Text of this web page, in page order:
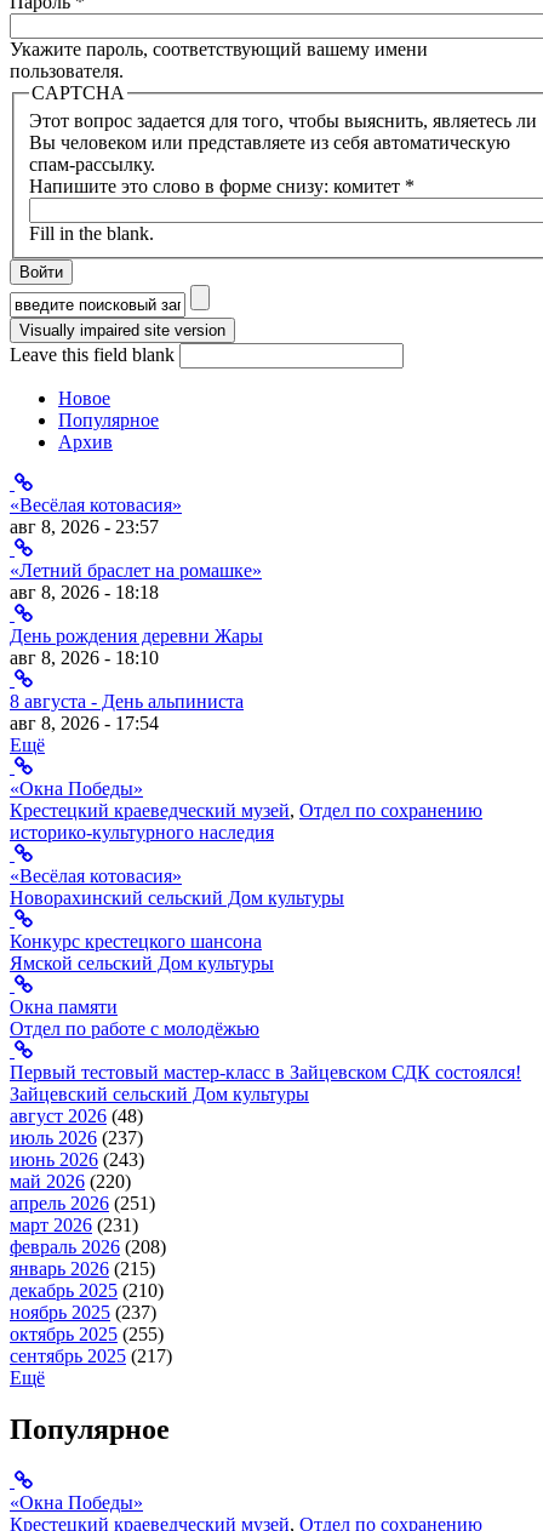
Укажите пароль, соответствующий вашему имени
пользователя.
CAPTCHA
Этот вопрос задается для того, чтобы выяснить, являетесь ли
Вы человеком или представляете из себя автоматическую
спам-рассылку.
Напишите это слово в форме снизу: комитет *
Fill in the blank.
Форма поиска
Leave this field blank
Новое
Популярное
Архив
«Весёлая котовасия»
авг 8, 2026 - 23:57
«Летний браслет на ромашке»
авг 8, 2026 - 18:18
День рождения деревни Жары
авг 8, 2026 - 18:10
8 августа - День альпиниста
авг 8, 2026 - 17:54
Ещё
«Окна Победы»
Крестецкий краеведческий музей, Отдел по сохранению
историко-культурного наследия
«Весёлая котовасия»
Новорахинский сельский Дом культуры
Конкурс крестецкого шансона
Ямской сельский Дом культуры
Окна памяти
Отдел по работе с молодёжью
Первый тестовый мастер-класс в Зайцевском СДК состоялся!
Зайцевский сельский Дом культуры
август 2026 (48)
июль 2026 (237)
июнь 2026 (243)
май 2026 (220)
апрель 2026 (251)
март 2026 (231)
февраль 2026 (208)
январь 2026 (215)
декабрь 2025 (210)
ноябрь 2025 (237)
октябрь 2025 (255)
сентябрь 2025 (217)
Ещё
Популярное
«Окна Победы»
Крестецкий краеведческий музей, Отдел по сохранению